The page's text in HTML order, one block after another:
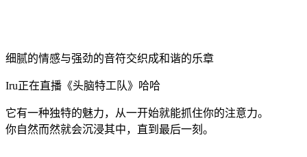
细腻的情感与强劲的音符交织成和谐的乐章
Iru正在直播《头脑特工队》哈哈
它有一种独特的魅力，从一开始就能抓住你的注意力。
你自然而然就会沉浸其中，直到最后一刻。